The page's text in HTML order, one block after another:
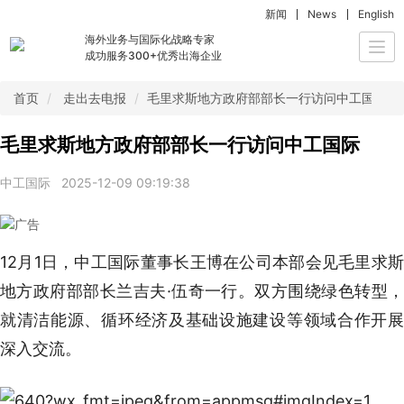
海外业务与国际化战略专家
成功服务300+优秀出海企业
新闻 News English
首页 走出去电报 毛里求斯地方政府部部长一行访问中工国际
毛里求斯地方政府部部长一行访问中工国际
中工国际 2025-12-09 09:19:38
12月1日，中工国际董事长王博在公司本部会见毛里求斯
地方政府部部长兰吉夫·伍奇一行。双方围绕绿色转型，
就清洁能源、循环经济及基础设施建设等领域合作开展
深入交流。